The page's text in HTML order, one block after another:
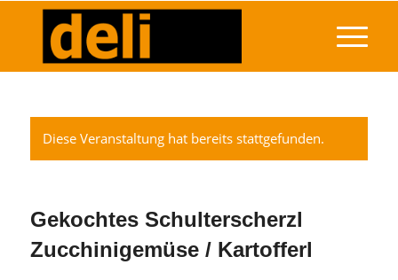
Diese Veranstaltung hat bereits stattgefunden.
Gekochtes Schulterscherzl
Zucchinigemüse / Kartofferl